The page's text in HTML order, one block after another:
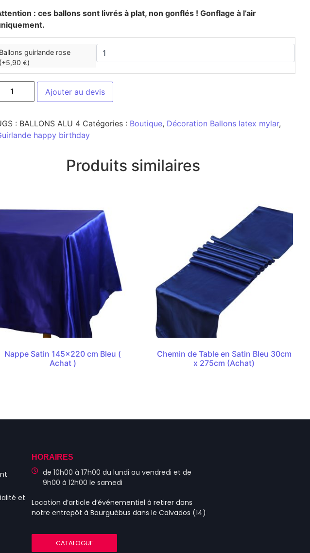
: ces ballons sont livrés à plat, non gonflés ! Gonflage à l’air
Ballons guirlande rose
(+5,90 €)
Ajouter au devis
: BALLONS ALU 4 Catégories : Boutique, Décoration Ballons latex mylar,
happy birthday
Produits similaires
Nappe Satin 145×220 cm Bleu (
Achat )
Chemin de Table en Satin Bleu 30cm
x 275cm (Achat)
et
HORAIRES
de 10h00 à 17h00 du lundi au vendredi et de
9h00 à 12h00 le samedi
Location d’article d’événementiel à retirer dans
notre entrepôt à Bourguébus dans le Calvados (14)
CATALOGUE